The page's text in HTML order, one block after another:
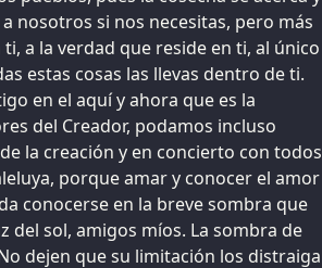
nosotros si nos necesitas, pero más
a la verdad que reside en ti, al único
estas cosas las llevas dentro de ti.
en el aquí y ahora que es la
del Creador, podamos incluso
la creación y en concierto con todos
porque amar y conocer el amor
conocerse en la breve sombra que
del sol, amigos míos. La sombra de
dejen que su limitación los distraiga